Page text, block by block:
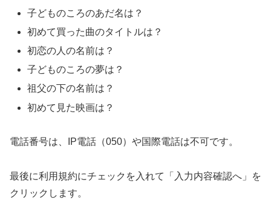
子どものころのあだ名は？
初めて買った曲のタイトルは？
初恋の人の名前は？
子どものころの夢は？
祖父の下の名前は？
初めて見た映画は？
電話番号は、IP電話（050）や国際電話は不可です。
最後に利用規約にチェックを入れて「入力内容確認へ」を
クリックします。